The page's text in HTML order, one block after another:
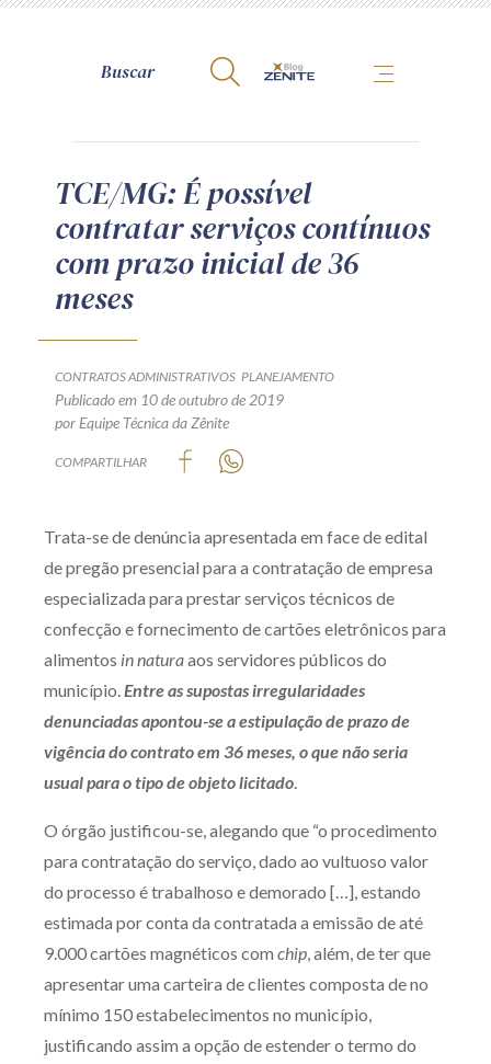
A Zênite
Como publicar conosco
Site da Zênite
Guia de Direitos dos Titulares de Dados
Encarregado (contato)
Zênite Fácil IA
Zênite Play
Orientação por Escrito
Mentoria Zênite
Capacitação
Zênite in Company
Diferenciais
Receba por RSS
TCE/MG: É possível
contratar serviços contínuos
com prazo inicial de 36
meses
CONTRATOS ADMINISTRATIVOS PLANEJAMENTO
Publicado em 10 de outubro de 2019
por Equipe Técnica da Zênite
COMPARTILHAR
Trata-se de denúncia apresentada em face de edital
de pregão presencial para a contratação de empresa
especializada para prestar serviços técnicos de
confecção e fornecimento de cartões eletrônicos para
alimentos in naturaaos servidores públicos do
município.Entre as supostas irregularidades
denunciadas apontou-se a estipulação de prazo de
vigência do contrato em 36 meses, o que não seria
usual para o tipo de objeto licitado.
O órgão justificou-se, alegando que “o procedimento
para contratação do serviço, dado ao vultuoso valor
do processo é trabalhoso e demorado […], estando
estimada por conta da contratada a emissão de até
9.000 cartões magnéticos com chip, além, de ter que
apresentar uma carteira de clientes composta de no
mínimo 150 estabelecimentos no município,
justificando assim a opção de estender o termo do